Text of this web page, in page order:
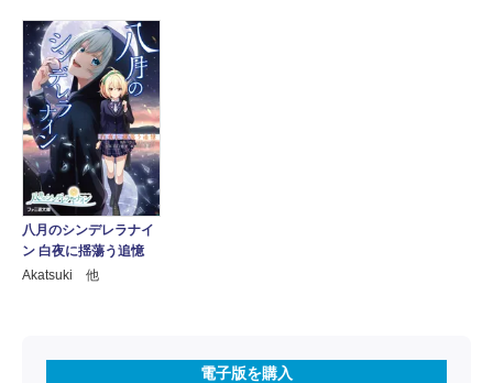
八月のシンデレラナイ
ン 白夜に揺蕩う追憶
Akatsuki 他
電子版を購入